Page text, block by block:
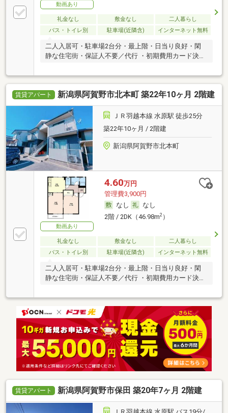
動画あり
礼金なし 敷金なし
二人暮らし
バス・トイレ別
駐車場(近隣含) インターネット無料
二人入居可・駐車場2台分・最上階・日当り良好・閑
静な住宅街・保証人不要／代行 ・初期費用カード決済
賃貸アパート 新潟県阿賀野市北本町 築22年10ヶ月 2階建
ＪＲ羽越本線 水原駅 徒歩25分
築22年10ヶ月 / 2階建
新潟県阿賀野市北本町
動画あり
4.60万円
管理費3,900円
なし
なし
2階 / 2DK（46.98m2）
礼金なし 敷金なし
二人暮らし
バス・トイレ別
駐車場(近隣含) インターネット無料
二人入居可・駐車場2台分・最上階・日当り良好・閑
静な住宅街・保証人不要／代行 ・初期費用カード決済
賃貸アパート 新潟県阿賀野市保田 築20年7ヶ月 2階建